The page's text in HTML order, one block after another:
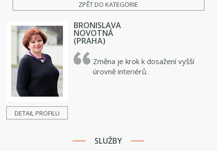
ZPĚT DO KATEGORIE
DETAIL PROFILU
BRONISLAVA
NOVOTNÁ
(PRAHA)
Změna je krok k dosažení vyšší
úrovně interiérů.
SLUŽBY